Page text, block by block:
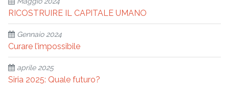
RICOSTRUIRE IL CAPITALE UMANO
Gennaio 2024
Curare l’impossibile
aprile 2025
Siria 2025: Quale futuro?